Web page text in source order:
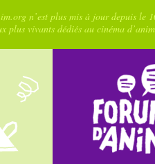
n’est plus mis à jour depuis
plus vivants dédiés au cinéma